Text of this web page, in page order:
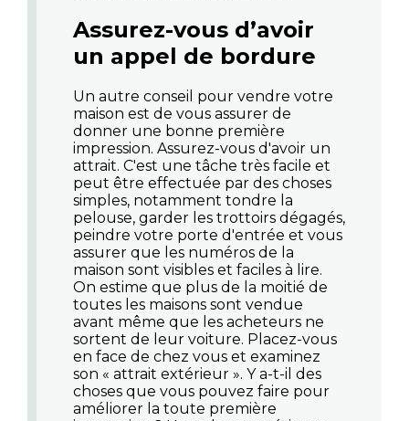
Assurez-vous d’avoir
un appel de bordure
Un autre conseil pour vendre votre
maison est de vous assurer de
donner une bonne première
impression. Assurez-vous d'avoir un
attrait. C'est une tâche très facile et
peut être effectuée par des choses
simples, notamment tondre la
pelouse, garder les trottoirs dégagés,
peindre votre porte d'entrée et vous
assurer que les numéros de la
maison sont visibles et faciles à lire.
On estime que plus de la moitié de
toutes les maisons sont vendue
avant même que les acheteurs ne
sortent de leur voiture. Placez-vous
en face de chez vous et examinez
son « attrait extérieur ». Y a-t-il des
choses que vous pouvez faire pour
améliorer la toute première